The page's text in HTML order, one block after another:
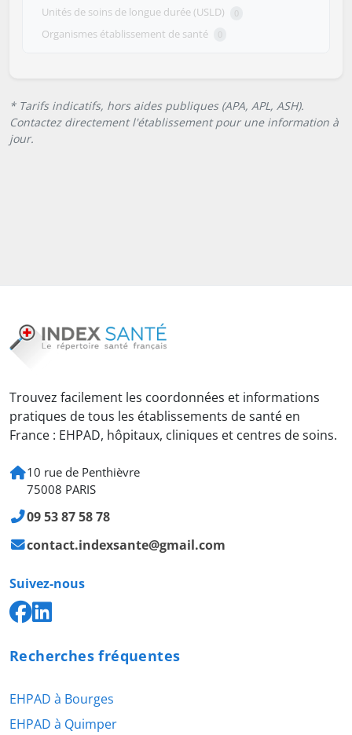
Unités de soins de longue durée (USLD) 0
Organismes établissement de santé 0
* Tarifs indicatifs, hors aides publiques (APA, APL, ASH).
Contactez directement l'établissement pour une information à
jour.
Trouvez facilement les coordonnées et informations
pratiques de tous les établissements de santé en
France : EHPAD, hôpitaux, cliniques et centres de soins.
10 rue de Penthièvre
75008 PARIS
09 53 87 58 78
contact.indexsante@gmail.com
Suivez-nous
Recherches fréquentes
EHPAD à Bourges
EHPAD à Quimper